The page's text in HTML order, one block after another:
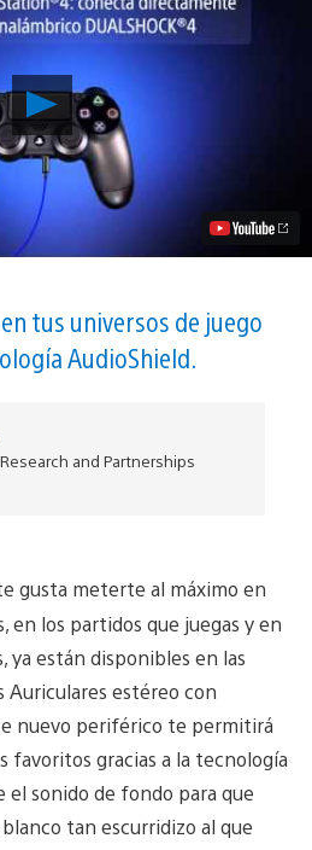
Reproducir
Ya
disponibles
los
Auriculares
estéreo
con
micrófono
vídeo
tus universos de juego
AudioShield.
and Partnerships
gusta meterte al máximo en
en los partidos que juegas y en
ya están disponibles en las
Auriculares estéreo con
nuevo periférico te permitirá
favoritos gracias a la tecnología
el sonido de fondo para que
tan escurridizo al que